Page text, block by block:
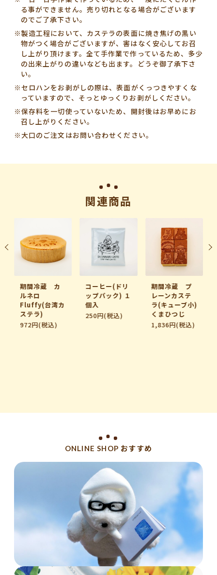
る事ができません。売り切れとなる場合がございます
のでご了承下さい。
※製造工程において、カステラの表面に焼き焦げの黒い
物がつく場合がございますが、害はなく安心してお召
し上がり頂けます。 全て手作業で作っているため、多少
の出来上がりの違いなども出ます。どうぞ御了承下さ
い。
※セロハンをお剥がしの際は、表面がくっつきやすくな
っていますので、そっとゆっくりお剥がしください。
※保存料を一切使っていないため、開封後はお早めにお
召し上がりください。
※大口のご注文はお問い合わせください。
関連商品
期間冷蔵 カ
ルネロ
Fluffy(台湾カ
ステラ)
972円(税込)
コーヒー(ドリ
ップパック) １
個入
250円(税込)
期間冷蔵 プ
レーンカステ
ラ(キューブ小)
くまひつじ
1,836円(税込)
ONLINE SHOP おすすめ